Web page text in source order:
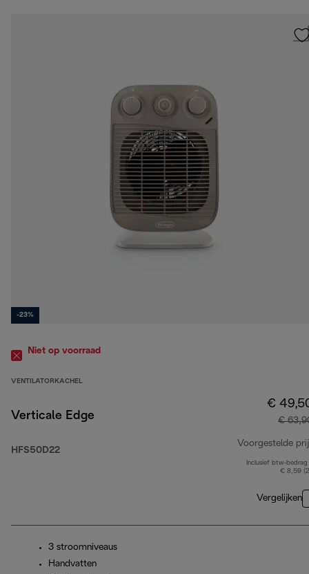
-23%
Niet op voorraad
VENTILATORKACHEL
Verticale Edge
HFS50D22
€
€
Voorgestelde
Inclusief btw-bedrag
€ 8,59
Vergelijken
3 stroomniveaus
Handvatten